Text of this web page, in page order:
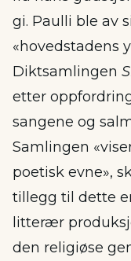
gi. Paulli ble av
«hovedstadens
Diktsamlingen
etter
sangene og
Samlingen
poetisk evne»,
tillegg til dette
litterær
den religiøse